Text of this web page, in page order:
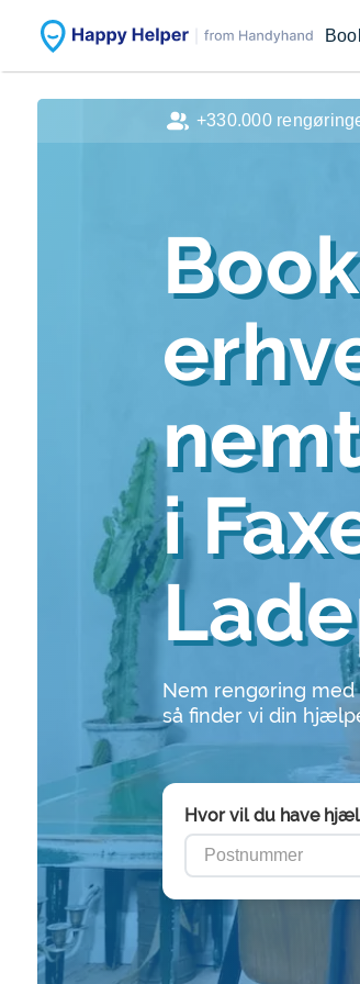
Book
i
Nem rengøring
så finder vi din
Hvor vil du have
+330.000